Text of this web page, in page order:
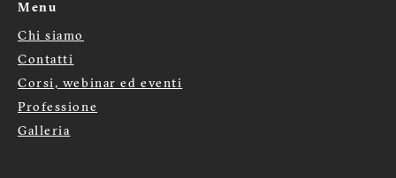
Menu
Menù
footer
Chi siamo
Contatti
Corsi, webinar ed eventi
Professione
Galleria